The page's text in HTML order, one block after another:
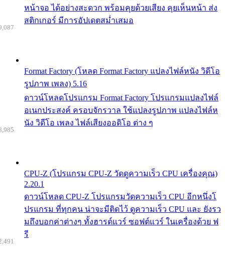
หน้าจอ ได้อย่างสะดวก พร้อมคุยด้วยเสียง คุยเห็นหน้า ส่ง
สติกเกอร์ มีการอัปเดตสม่ำเสมอ
Format Factory (โหลด Format Factory แปลงไฟล์หนัง วิดีโอ
รูปภาพ เพลง) 5.16
ดาวน์โหลดโปรแกรม Format Factory โปรแกรมแปลงไฟล์
อเนกประสงค์ ครอบจักรวาล ใช้แปลงรูปภาพ แปลงไฟล์ห
นัง วิดีโอ เพลง ไฟล์เสียงออดิโอ ต่าง ๆ
CPU-Z (โปรแกรม CPU-Z วัดดูความเร็ว CPU เครื่องคุณ)
2.20.1
ดาวน์โหลด CPU-Z โปรแกรมวัดความเร็ว CPU อีกหนึ่งโ
ปรแกรม ที่ทุกคน น่าจะมีติดไว้ ดูความเร็ว CPU และ ยังรว
มถึงบอกค่าต่างๆ ทั้งฮารด์แวร์ ซอฟต์แวร์ ในเครื่องด้วย ฟ
รี